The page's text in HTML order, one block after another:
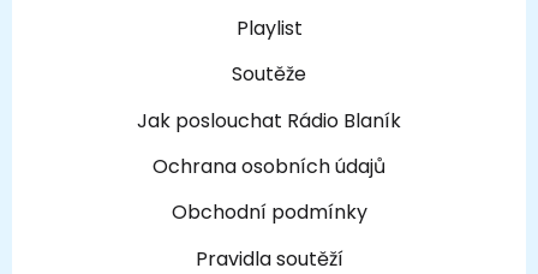
Playlist
Soutěže
Jak poslouchat Rádio Blaník
Ochrana osobních údajů
Obchodní podmínky
Pravidla soutěží